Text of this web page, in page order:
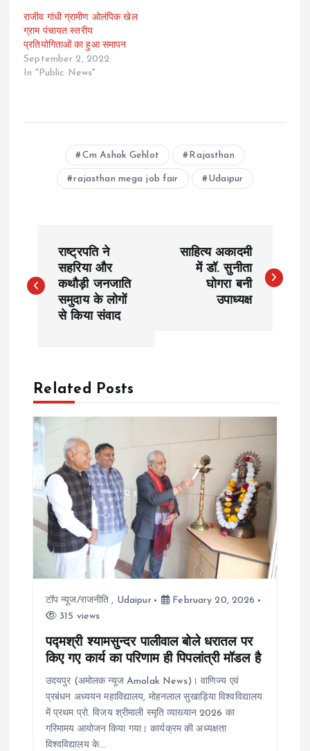
राजीव गांधी ग्रामीण ओलंपिक खेल
ग्राम पंचायत स्तरीय
प्रतियोगिताओं का हुआ समापन
September 2, 2022
In "Public News"
Cm Ashok Gehlot Rajasthan
rajasthan mega job fair Udaipur
o
n
a
v
g
t
राष्ट्रपति ने
सहरिया और
कथौड़ी जनजाति
समुदाय के लोगों
से किया संवाद
साहित्य अकादमी
में डॉ. सुनीता
घोगरा बनी
उपाध्यक्ष
Related Posts
टॉप न्यूज/राजनीति , Udaipur
February 20, 2026
315 views
पद्मश्री श्यामसुन्दर पालीवाल बोले धरातल पर
किए गए कार्य का परिणाम ही पिपलांत्री मॉडल है
उदयपुर (अमोलक न्यूज Amolak News)। वाणिज्य एवं
प्रबंधन अध्ययन महाविद्यालय, मोहनलाल सुखाड़िया विश्वविद्यालय
में प्रथम प्रो. विजय श्रीमाली स्मृति व्याख्यान 2026 का
गरिमामय आयोजन किया गया। कार्यक्रम की अध्यक्षता
विश्वविद्यालय के…